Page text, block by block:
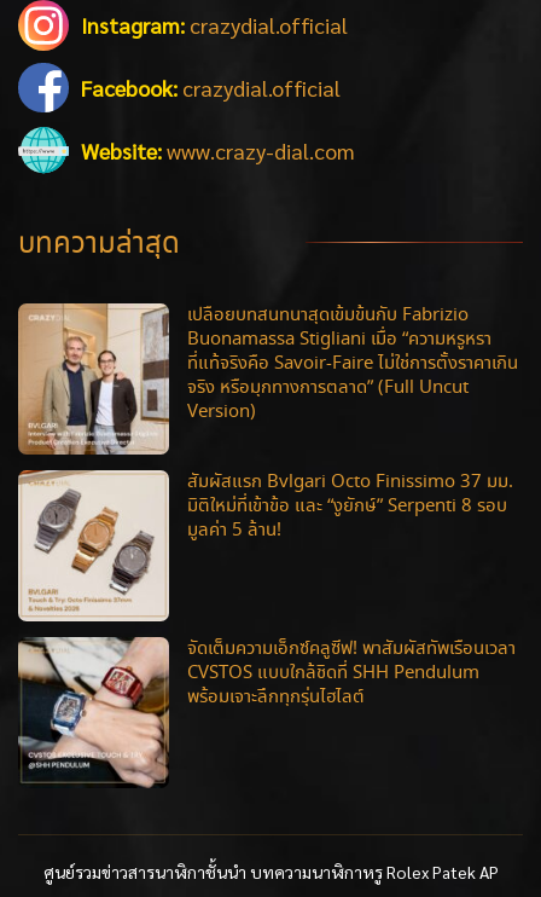
Instagram: crazydial.official
Facebook: crazydial.official
Website:www.crazy-dial.com
บทความล่าสุด
เปลือยบทสนทนาสุดเข้มข้นกับ Fabrizio
Buonamassa Stigliani เมื่อ “ความหรูหรา
ที่แท้จริงคือ Savoir-Faire ไม่ใช่การตั้งราคาเกิน
จริง หรือมุกทางการตลาด” (Full Uncut
Version)
สัมผัสแรก Bvlgari Octo Finissimo 37 มม.
มิติใหม่ที่เข้าข้อ และ “งูยักษ์” Serpenti 8 รอบ
มูลค่า 5 ล้าน!
จัดเต็มความเอ็กซ์คลูซีฟ! พาสัมผัสทัพเรือนเวลา
CVSTOS แบบใกล้ชิดที่ SHH Pendulum
พร้อมเจาะลึกทุกรุ่นไฮไลต์
ศูนย์รวมข่าวสารนาฬิกาชั้นนำ บทความนาฬิกาหรู Rolex Patek AP